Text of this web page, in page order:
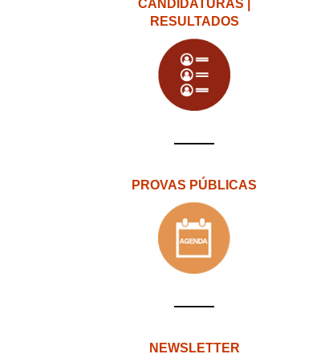
CANDIDATURAS |
RESULTADOS
PROVAS PÚBLICAS
NEWSLETTER